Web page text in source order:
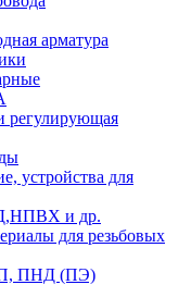
арматура
регулирующая
устройства для
и др.
для резьбовых
ПНД (ПЭ)